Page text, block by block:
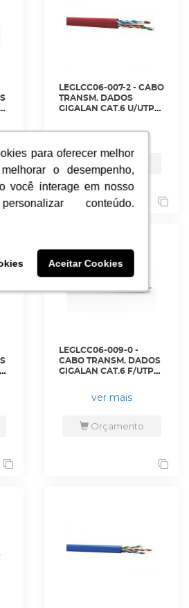
para oferecer melhor
o desempenho,
você interage em nosso
conteúdo.
Aceitar Cookies
para oferecer melhor
o desempenho,
você interage em nosso
conteúdo.
Aceitar Cookies
LEGLCC06-007-2 - CABO
TRANSM. DADOS
GIGALAN CAT.6 U/UTP
VERMELHO CMR CX
LIGHTERA
ver mais
Orçamento
LEGLCC06-009-0 -
CABO TRANSM. DADOS
GIGALAN CAT.6 F/UTP
(DC-PVC) - 23360008 -
LIGHTERAver mais
Orçamento